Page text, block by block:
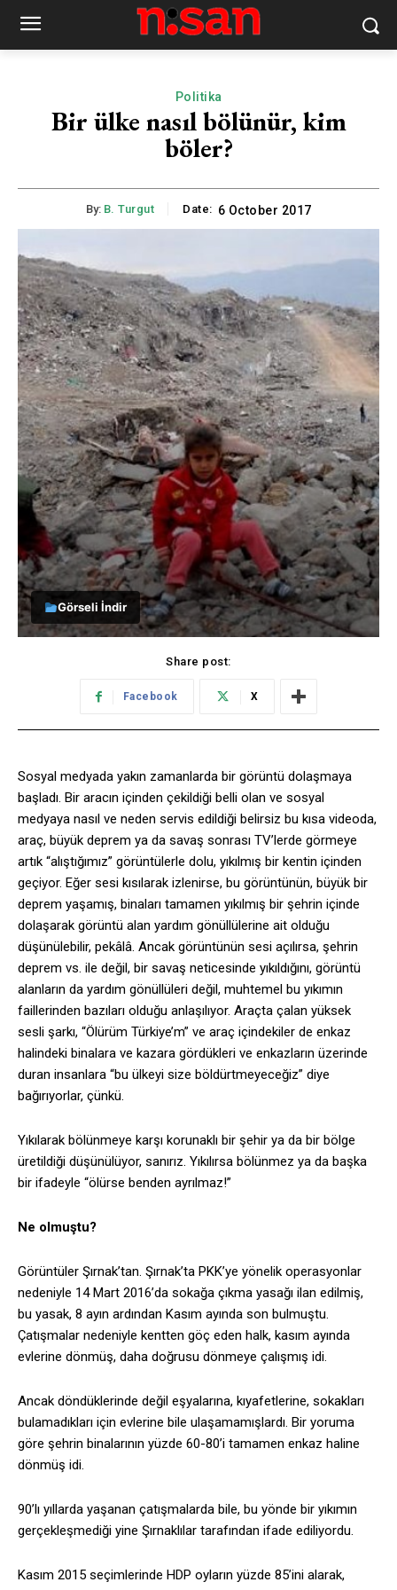
Politika
Bir ülke nasıl bölünür, kim
böler?
By: B. Turgut Date: 6 October 2017
Görseli İndir
Share post:
Facebook X
Sosyal medyada yakın zamanlarda bir görüntü dolaşmaya
başladı. Bir aracın içinden çekildiği belli olan ve sosyal
medyaya nasıl ve neden servis edildiği belirsiz bu kısa videoda,
araç, büyük deprem ya da savaş sonrası TV’lerde görmeye
artık “alıştığımız” görüntülerle dolu, yıkılmış bir kentin içinden
geçiyor. Eğer sesi kısılarak izlenirse, bu görüntünün, büyük bir
deprem yaşamış, binaları tamamen yıkılmış bir şehrin içinde
dolaşarak görüntü alan yardım gönüllülerine ait olduğu
düşünülebilir, pekâlâ. Ancak görüntünün sesi açılırsa, şehrin
deprem vs. ile değil, bir savaş neticesinde yıkıldığını, görüntü
alanların da yardım gönüllüleri değil, muhtemel bu yıkımın
faillerinden bazıları olduğu anlaşılıyor. Araçta çalan yüksek
sesli şarkı, “Ölürüm Türkiye’m” ve araç içindekiler de enkaz
halindeki binalara ve kazara gördükleri ve enkazların üzerinde
duran insanlara “bu ülkeyi size böldürtmeyeceğiz” diye
bağırıyorlar, çünkü.
Yıkılarak bölünmeye karşı korunaklı bir şehir ya da bir bölge
üretildiği düşünülüyor, sanırız. Yıkılırsa bölünmez ya da başka
bir ifadeyle “ölürse benden ayrılmaz!”
Ne olmuştu?
Görüntüler Şırnak’tan. Şırnak’ta PKK’ye yönelik operasyonlar
nedeniyle 14 Mart 2016’da sokağa çıkma yasağı ilan edilmiş,
bu yasak, 8 ayın ardından Kasım ayında son bulmuştu.
Çatışmalar nedeniyle kentten göç eden halk, kasım ayında
evlerine dönmüş, daha doğrusu dönmeye çalışmış idi.
Ancak döndüklerinde değil eşyalarına, kıyafetlerine, sokakları
bulamadıkları için evlerine bile ulaşamamışlardı. Bir yoruma
göre şehrin binalarının yüzde 60-80’i tamamen enkaz haline
dönmüş idi.
90’lı yıllarda yaşanan çatışmalarda bile, bu yönde bir yıkımın
gerçekleşmediği yine Şırnaklılar tarafından ifade ediliyordu.
Kasım 2015 seçimlerinde HDP oyların yüzde 85’ini alarak,